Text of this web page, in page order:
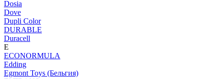
Dosia
Dove
Dupli Color
DURABLE
Duracell
E
ECONORMULA
Edding
Egmont Toys (Бельгия)